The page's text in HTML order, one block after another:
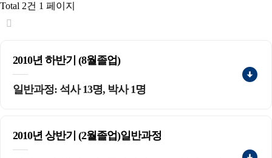
Total 2건 1 페이지
2010년 하반기 (8월졸업)
일반과정: 석사 13명, 박사 1명
2010년 상반기 (2월졸업)일반과정